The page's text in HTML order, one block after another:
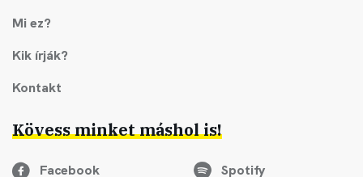
Mi ez?
Kik írják?
Kontakt
Kövess minket máshol is!
Facebook Spotify